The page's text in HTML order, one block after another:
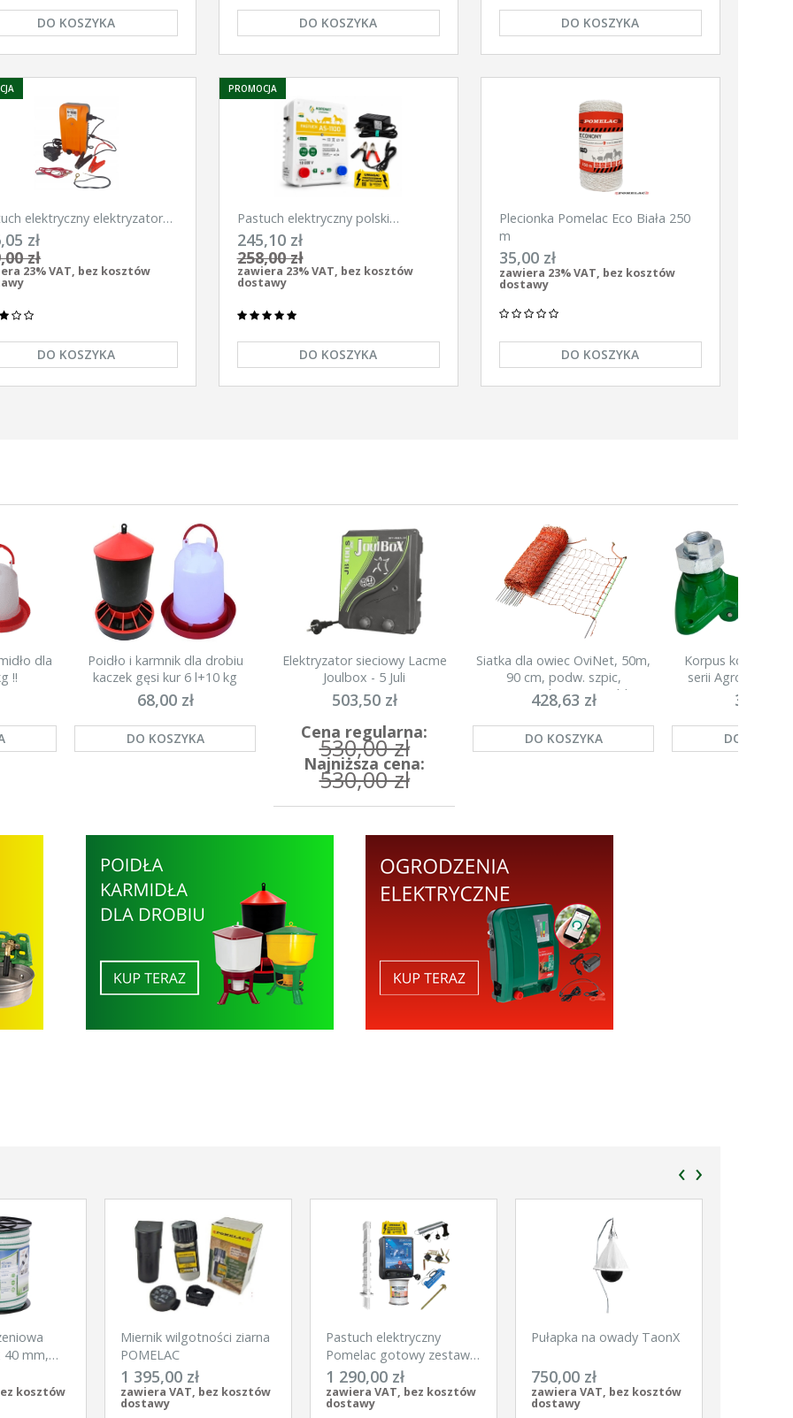
DO KOSZYKA DO KOSZYKA DO KOSZYKA
elektryczny elektryzator
z zasilaczem
Unitra - U1000
zł
zł
23% VAT, bez kosztów
DO KOSZYKA
Pastuch elektryczny polski
elektryzator uniwersalny Agronet
AS-1100 12V/230
245,10 zł
258,00 zł
zawiera 23% VAT, bez kosztów
dostawy
DO KOSZYKA
PROMOCJA
Plecionka Pomelac Eco Biała 250
m
35,00 zł
zawiera 23% VAT, bez kosztów
dostawy
DO KOSZYKA
dla
!!
Poidło i karmnik dla drobiu
kaczek gęsi kur 6 l+10 kg
68,00 zł
DO KOSZYKA
Elektryzator sieciowy Lacme
Joulbox - 5 Juli
503,50 zł
Cena regularna:
530,00 zł
Najniższa cena:
530,00 zł
Siatka dla owiec OviNet, 50m,
90 cm, podw. szpic,
pomarańczowa, Kerbl
428,63 zł
DO KOSZYKA
Korpus kompletny
serii Agronet
35,00 zł
DO
40 mm,
kosztów
Miernik wilgotności ziarna
POMELAC
1 395,00 zł
zawiera VAT, bez kosztów
dostawy
Pastuch elektryczny
Pomelac gotowy zestaw
na silne dzikie zwierzęta
1 290,00 zł
zawiera VAT, bez kosztów
dostawy
Pułapka na owady TaonX
750,00 zł
zawiera VAT, bez kosztów
dostawy
‹ ›